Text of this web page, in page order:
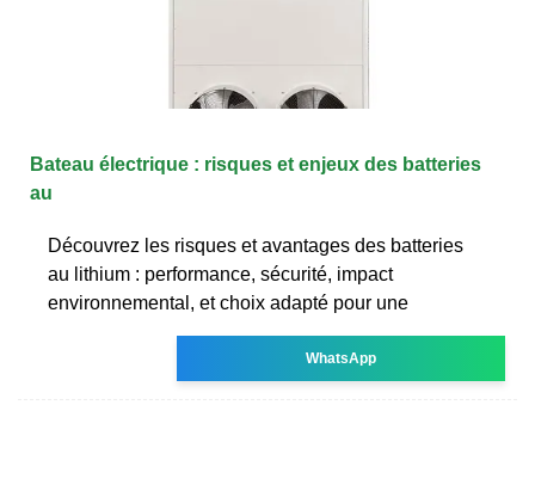
Bateau électrique : risques et enjeux des batteries
au
Découvrez les risques et avantages des batteries
au lithium : performance, sécurité, impact
environnemental, et choix adapté pour une
WhatsApp